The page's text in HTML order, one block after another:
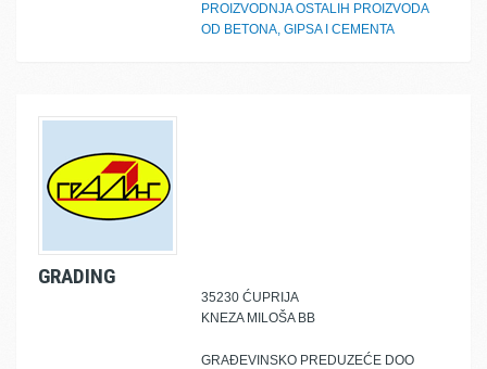
PROIZVODNJA OSTALIH PROIZVODA
OD BETONA, GIPSA I CEMENTA
GRADING
35230 ĆUPRIJA
KNEZA MILOŠA BB
GRAĐEVINSKO PREDUZEĆE DOO